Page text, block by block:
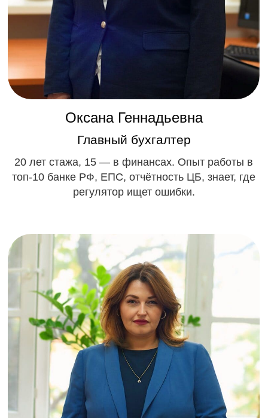
+ Получите чек-лист «Как работают
Финансовые компании. МФО, КПК,
Ломбарды»!
Оставьте заявку на
бесплатную консультацию
Результат: Вы владелец МФО, КПК или
Ломбарда готового к работе.
Рассчитываетесь только после получения
всех документов и передачи компании.
Начинайте бизнес сразу!
4
Надежность: Работаем с 2012г. 70+ МФО, КПК,
Ломбардов уже переданы клиентам.
Встречаемся у нотариуса, меняем
Все официально и по закону.
Оформление у нотариуса